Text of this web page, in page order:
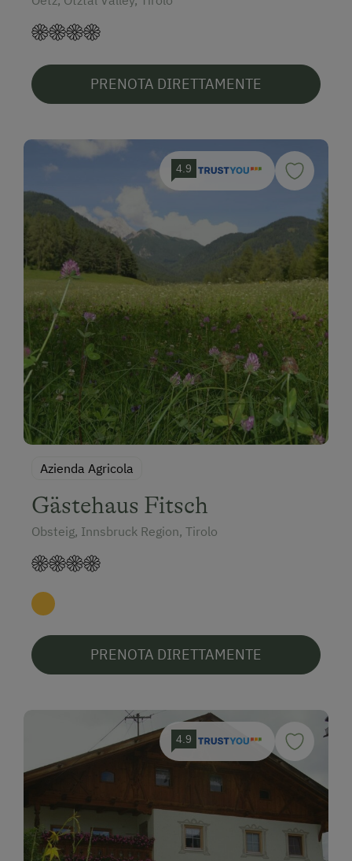
PRENOTA DIRETTAMENTE
4.9
Azienda Agricola
Gästehaus Fitsch
Obsteig, Innsbruck Region, Tirolo
PRENOTA DIRETTAMENTE
4.9